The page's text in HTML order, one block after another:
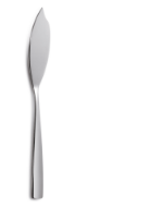
18/0. Apto para